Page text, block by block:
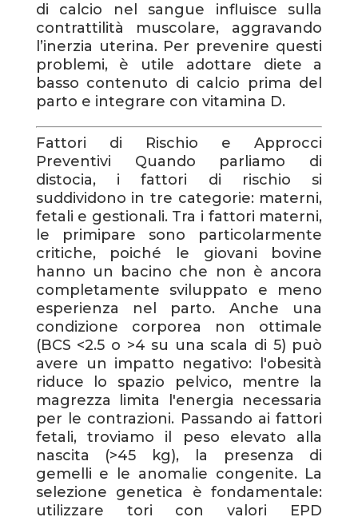
di calcio nel sangue influisce sulla
contrattilità muscolare, aggravando
l’inerzia uterina. Per prevenire questi
problemi, è utile adottare diete a
basso contenuto di calcio prima del
parto e integrare con vitamina D.
Fattori di Rischio e Approcci
Preventivi Quando parliamo di
distocia, i fattori di rischio si
suddividono in tre categorie: materni,
fetali e gestionali. Tra i fattori materni,
le primipare sono particolarmente
critiche, poiché le giovani bovine
hanno un bacino che non è ancora
completamente sviluppato e meno
esperienza nel parto. Anche una
condizione corporea non ottimale
(BCS <2.5 o >4 su una scala di 5) può
avere un impatto negativo: l'obesità
riduce lo spazio pelvico, mentre la
magrezza limita l'energia necessaria
per le contrazioni. Passando ai fattori
fetali, troviamo il peso elevato alla
nascita (>45 kg), la presenza di
gemelli e le anomalie congenite. La
selezione genetica è fondamentale:
utilizzare tori con valori EPD